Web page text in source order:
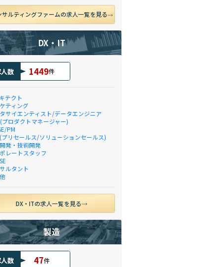
サルティングファームの求人一覧を見る
DX・IT
数 1449件
テクト
ティング
サイエンティスト/データエンジニア
プロダクトマネージャー)
PM
プリセールス/ソリューションセールス)
発・技術開発
レートスタッフ
ルタント
DX・ITの求人一覧を見る
製造
数 47件